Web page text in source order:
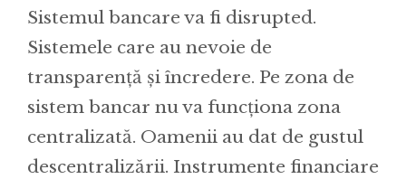
Sistemul bancare va fi disrupted.
Sistemele care au nevoie de
transparență și încredere. Pe zona de
sistem bancar nu va funcționa zona
centralizată. Oamenii au dat de gustul
descentralizării. Instrumente financiare